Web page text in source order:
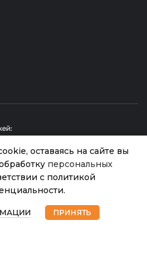
Успех. ИП Хрипунов Сергей
304420530300327
Персональные данные.
оставаясь на сайте вы
персональных
с политикой
ПРИНЯТЬ
0,1г40.00₽
Нет в
Корзина Мой аккаунт